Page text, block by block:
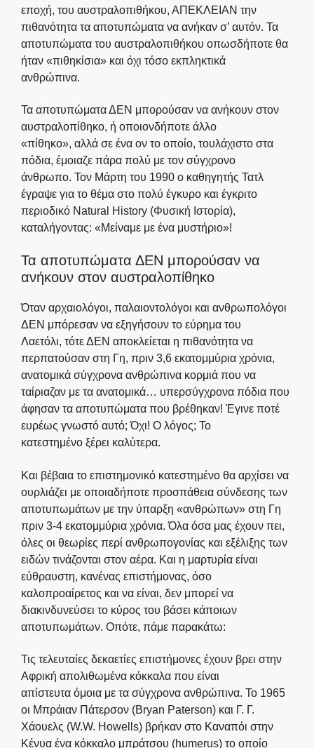
εποχή, του αυστραλοπιθήκου, ΑΠΕΚΛΕΙΑΝ την
πιθανότητα τα αποτυπώματα να ανήκαν σ’ αυτόν. Τα
αποτυπώματα του αυστραλοπιθήκου οπωσδήποτε θα
ήταν «πιθηκίσια» και όχι τόσο εκπληκτικά
ανθρώπινα.
Τα αποτυπώματα ΔΕΝ μπορούσαν να ανήκουν στον
αυστραλοπίθηκο, ή οποιονδήποτε άλλο
«πίθηκο», αλλά σε ένα ον το οποίο, τουλάχιστο στα
πόδια, έμοιαζε πάρα πολύ με τον σύγχρονο
άνθρωπο. Τον Μάρτη του 1990 ο καθηγητής Τατλ
έγραψε για το θέμα στο πολύ έγκυρο και έγκριτο
περιοδικό Natural History (Φυσική Ιστορία),
καταλήγοντας: «Μείναμε με ένα μυστήριο»!
Τα αποτυπώματα ΔΕΝ μπορούσαν να
ανήκουν στον αυστραλοπίθηκο
Όταν αρχαιολόγοι, παλαιοντολόγοι και ανθρωπολόγοι
ΔΕΝ μπόρεσαν να εξηγήσουν το εύρημα του
Λαετόλι, τότε ΔΕΝ αποκλείεται η πιθανότητα να
περπατούσαν στη Γη, πριν 3,6 εκατομμύρια χρόνια,
ανατομικά σύγχρονα ανθρώπινα κορμιά που να
ταίριαζαν με τα ανατομικά… υπερσύγχρονα πόδια που
άφησαν τα αποτυπώματα που βρέθηκαν! Έγινε ποτέ
ευρέως γνωστό αυτό; Όχι! Ο λόγος; Το
κατεστημένο ξέρει καλύτερα.
Και βέβαια το επιστημονικό κατεστημένο θα αρχίσει να
ουρλιάζει με οποιαδήποτε προσπάθεια σύνδεσης των
αποτυπωμάτων με την ύπαρξη «ανθρώπων» στη Γη
πριν 3-4 εκατομμύρια χρόνια. Όλα όσα μας έχουν πει,
όλες οι θεωρίες περί ανθρωπογονίας και εξέλιξης των
ειδών τινάζονται στον αέρα. Και η μαρτυρία είναι
εύθραυστη, κανένας επιστήμονας, όσο
καλοπροαίρετος και να είναι, δεν μπορεί να
διακινδυνεύσει το κύρος του βάσει κάποιων
αποτυπωμάτων. Οπότε, πάμε παρακάτω:
Τις τελευταίες δεκαετίες επιστήμονες έχουν βρει στην
Αφρική απολιθωμένα κόκκαλα που είναι
απίστευτα όμοια με τα σύγχρονα ανθρώπινα. Το 1965
οι Μπράιαν Πάτερσον (Bryan Paterson) και Γ. Γ.
Χάουελς (W.W. Howells) βρήκαν στο Καναπόι στην
Κένυα ένα κόκκαλο μπράτσου (humerus) το οποίο